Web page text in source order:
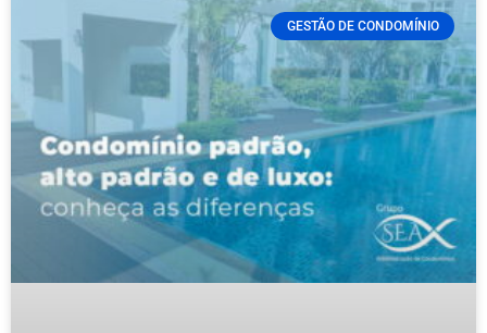
GESTÃO DE CONDOMÍNIO